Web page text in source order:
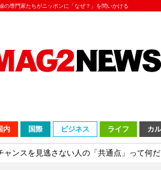
の専門家たちがニッポンに「なぜ？」を問いかける
内 国際 ビジネス ライフ カ
ャンスを見逃さない人の「共通点」って何